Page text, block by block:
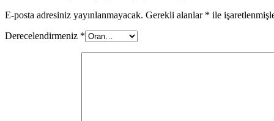
E-posta adresiniz yayınlanmayacak. Gerekli alanlar * ile
Derecelendirmeniz *